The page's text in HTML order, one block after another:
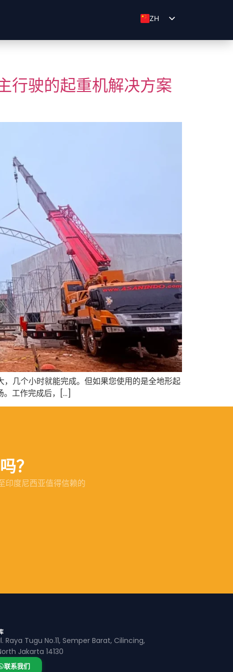
ZH
行驶的起重机解决方案
几个小时就能完成。但如果您使用的是全地形起
。工作完成后，[…]
？
印度尼西亚值得信赖的
Raya Tugu No.11, Semper Barat, Cilincing,
Jakarta 14130
联系我们